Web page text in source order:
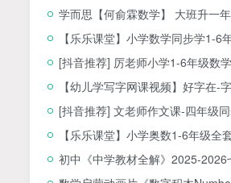
学而思【何俞霖数学】 大班升一
【乐乐课堂】小学数学同步学1-
[抖音推荐] 厉老师小学1-6年级数
【幼儿学写字网课视频】好字在
[抖音推荐] 文老师作文课-四年级
【乐乐课堂】小学奥数1-6年级
初中《中学教材全解》2025-2026